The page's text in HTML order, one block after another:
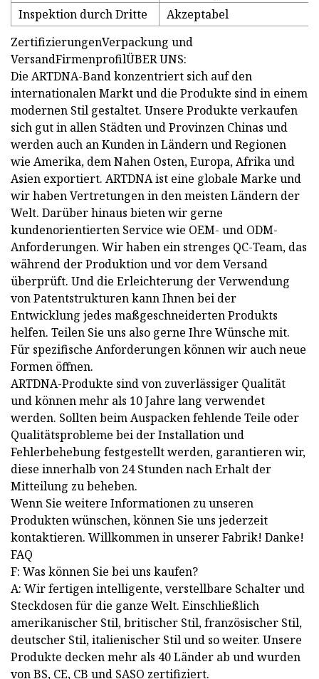
Inspektion durch Dritte
Akzeptabel
ZertifizierungenVerpackung und
VersandFirmenprofilÜBER UNS:
Die ARTDNA-Band konzentriert sich auf den
internationalen Markt und die Produkte sind in einem
modernen Stil gestaltet. Unsere Produkte verkaufen
sich gut in allen Städten und Provinzen Chinas und
werden auch an Kunden in Ländern und Regionen
wie Amerika, dem Nahen Osten, Europa, Afrika und
Asien exportiert. ARTDNA ist eine globale Marke und
wir haben Vertretungen in den meisten Ländern der
Welt. Darüber hinaus bieten wir gerne
kundenorientierten Service wie OEM- und ODM-
Anforderungen. Wir haben ein strenges QC-Team, das
während der Produktion und vor dem Versand
überprüft. Und die Erleichterung der Verwendung
von Patentstrukturen kann Ihnen bei der
Entwicklung jedes maßgeschneiderten Produkts
helfen. Teilen Sie uns also gerne Ihre Wünsche mit.
Für spezifische Anforderungen können wir auch neue
Formen öffnen.
ARTDNA-Produkte sind von zuverlässiger Qualität
und können mehr als 10 Jahre lang verwendet
werden. Sollten beim Auspacken fehlende Teile oder
Qualitätsprobleme bei der Installation und
Fehlerbehebung festgestellt werden, garantieren wir,
diese innerhalb von 24 Stunden nach Erhalt der
Mitteilung zu beheben.
Wenn Sie weitere Informationen zu unseren
Produkten wünschen, können Sie uns jederzeit
kontaktieren. Willkommen in unserer Fabrik! Danke!
FAQ
F: Was können Sie bei uns kaufen?
A: Wir fertigen intelligente, verstellbare Schalter und
Steckdosen für die ganze Welt. Einschließlich
amerikanischer Stil, britischer Stil, französischer Stil,
deutscher Stil, italienischer Stil und so weiter. Unsere
Produkte decken mehr als 40 Länder ab und wurden
von BS, CE, CB und SASO zertifiziert.